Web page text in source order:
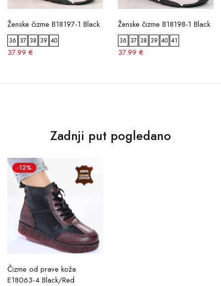
Ženske čizme B18197-1 Black
36 37 38 39 40
37.99 €
Ženske čizme B18198-1 Black
36 37 38 39 40 41
37.99 €
Zadnji put pogledano
-12%
Čizme od prave koža
E18063-4 Black/Red